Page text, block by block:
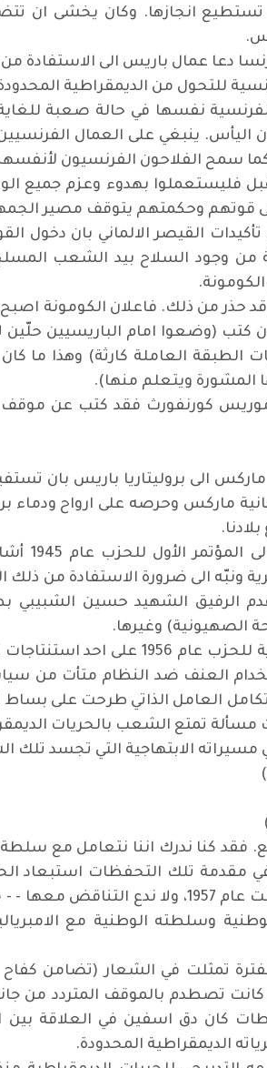
انجازها. وكان يخشى ان
دعا عمال باريس الى الاستفادة
للتحول من الديمقراطية المحدودة
نفسها في حالة صعبة
اليأس. ينبغي على العمال
بهم التقاليد القومية لعام 1792. كما سمح
فليستعملوا بهدوء وعزم جميع
وحكمتهم يتوقف مصير
القيصر الالماني بان دخول
من وجود السلاح بيد الشعب
حذر من ذلك. فاعلان الكومونة
(وضعوا امام الباريسيين حلّين
الطبقة العاملة كارثة) وهذا ما
المشورة ويتعلم منها).
موريس كورنفورث فقد كتب عن
الى بروليتاريا باريس بان
ماركس وحرصه على ارواح ودماء
ونبّه الى ضرورة الاستفادة من
الرفيق الشهيد حسين
الصهيونية) وغيرها.
وفي التعديل الذي اجرته
العنف ضد النظام متأت
العامل الذاتي طرحت على بساط
الابتهاجية التي تجسد تلك
فقد كنا ندرك اننا نتعامل مع
تلك التحفظات استبعاد
اطراف جبهة الاتحاد الوطني التي
وسلطته الوطنية مع
تمثلت في الشعار (تضامن
تصطدم بالموقف المتردد من
كان دق اسفين في العلاقة
الديمقراطية المحدودة.